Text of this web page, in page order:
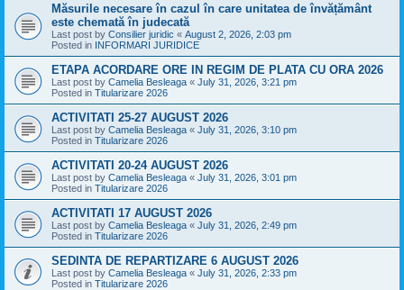
Măsurile necesare în cazul în care unitatea de învățământ
este chemată în judecată
Last post by Consilier juridic « August 2, 2026, 2:03 pm
Posted in INFORMARI JURIDICE
ETAPA ACORDARE ORE IN REGIM DE PLATA CU ORA 2026
Last post by Camelia Besleaga « July 31, 2026, 3:21 pm
Posted in Titularizare 2026
ACTIVITATI 25-27 AUGUST 2026
Last post by Camelia Besleaga « July 31, 2026, 3:10 pm
Posted in Titularizare 2026
ACTIVITATI 20-24 AUGUST 2026
Last post by Camelia Besleaga « July 31, 2026, 3:01 pm
Posted in Titularizare 2026
ACTIVITATI 17 AUGUST 2026
Last post by Camelia Besleaga « July 31, 2026, 2:49 pm
Posted in Titularizare 2026
SEDINTA DE REPARTIZARE 6 AUGUST 2026
Last post by Camelia Besleaga « July 31, 2026, 2:33 pm
Posted in Titularizare 2026